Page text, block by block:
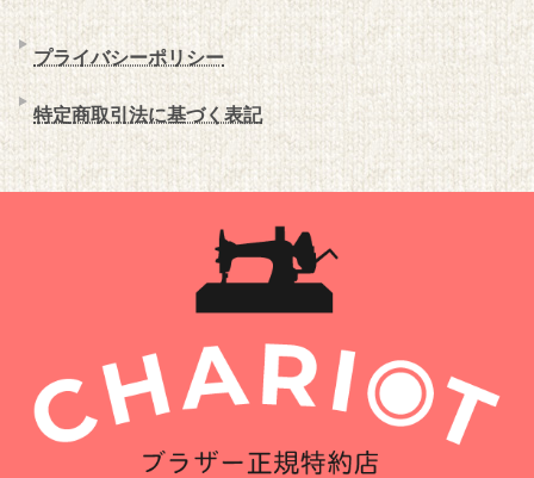
プライバシーポリシー
特定商取引法に基づく表記